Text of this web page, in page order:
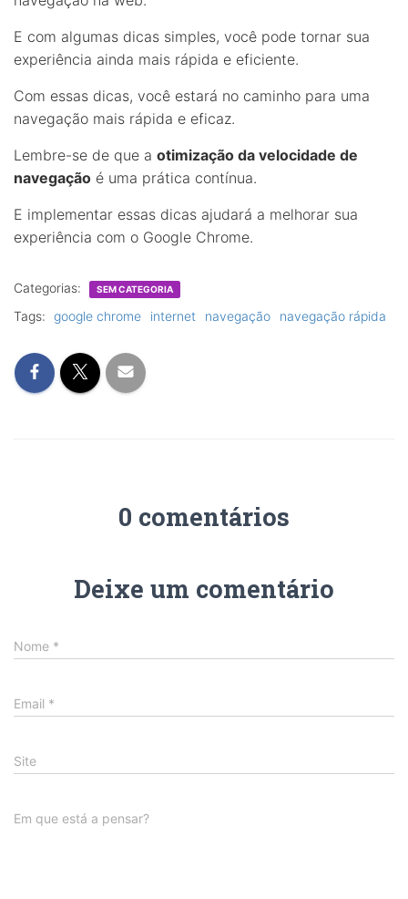
E com algumas dicas simples, você pode tornar sua
experiência ainda mais rápida e eficiente.
Com essas dicas, você estará no caminho para uma
navegação mais rápida e eficaz.
Lembre-se de que a otimização da velocidade de
navegação é uma prática contínua.
E implementar essas dicas ajudará a melhorar sua
experiência com o Google Chrome.
Categorias: SEM CATEGORIA
Tags: google chrome internet navegação navegação rápida
0 comentários
Deixe um comentário
Nome *
Email *
Site
Em que está a pensar?